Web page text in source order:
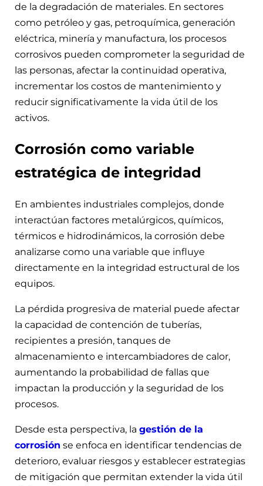
de la degradación de materiales. En sectores
como petróleo y gas, petroquímica, generación
eléctrica, minería y manufactura, los procesos
corrosivos pueden comprometer la seguridad de
las personas, afectar la continuidad operativa,
incrementar los costos de mantenimiento y
reducir significativamente la vida útil de los
activos.
Corrosión como variable
estratégica de integridad
En ambientes industriales complejos, donde
interactúan factores metalúrgicos, químicos,
térmicos e hidrodinámicos, la corrosión debe
analizarse como una variable que influye
directamente en la integridad estructural de los
equipos.
La pérdida progresiva de material puede afectar
la capacidad de contención de tuberías,
recipientes a presión, tanques de
almacenamiento e intercambiadores de calor,
aumentando la probabilidad de fallas que
impactan la producción y la seguridad de los
procesos.
Desde esta perspectiva, la gestión de la
corrosión se enfoca en identificar tendencias de
deterioro, evaluar riesgos y establecer estrategias
de mitigación que permitan extender la vida útil